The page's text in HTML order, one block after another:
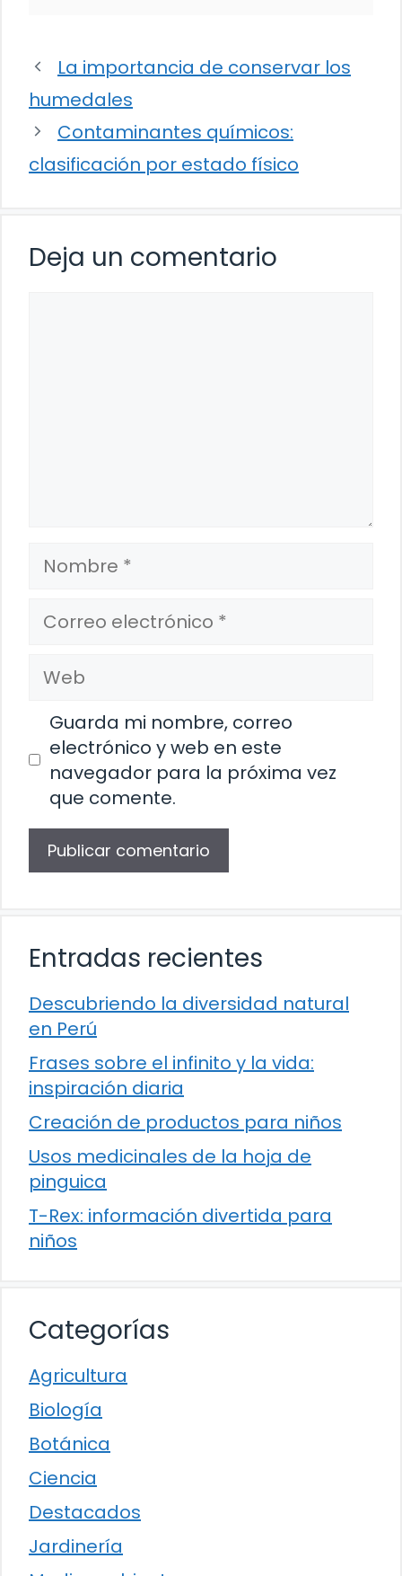
La importancia de conservar los
humedales
Contaminantes químicos:
clasificación por estado físico
Deja un comentario
Nombre
Correo
electrónico
Web
Guarda mi nombre, correo
electrónico y web en este
navegador para la próxima vez
que comente.
Entradas recientes
Descubriendo la diversidad natural
en Perú
Frases sobre el infinito y la vida:
inspiración diaria
Creación de productos para niños
Usos medicinales de la hoja de
pinguica
T-Rex: información divertida para
niños
Categorías
Agricultura
Biología
Botánica
Ciencia
Destacados
Jardinería